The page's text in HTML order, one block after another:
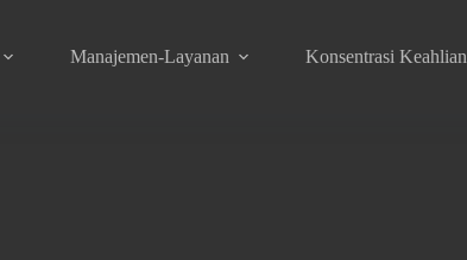
Manajemen-Layanan Konsentrasi Keahlian